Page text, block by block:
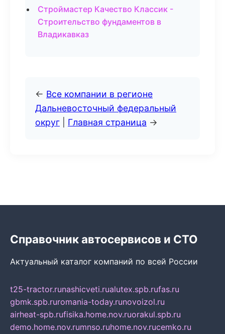
Строймастер Качество Классик -
Строительство фундаментов в
Владикавказ
← Все компании в регионе
Дальневосточный федеральный
округ
Главная страница →
Справочник автосервисов и СТО
Актуальный каталог компаний по всей России
t25-tractor.runashicveti.rualutex.spb.rufas.ru
gbmk.spb.ruromania-today.runovoizol.ru
airheat-spb.rufisika.home.nov.ruorakul.spb.ru
demo.home.nov.rumnso.ruhome.nov.rucemko.ru